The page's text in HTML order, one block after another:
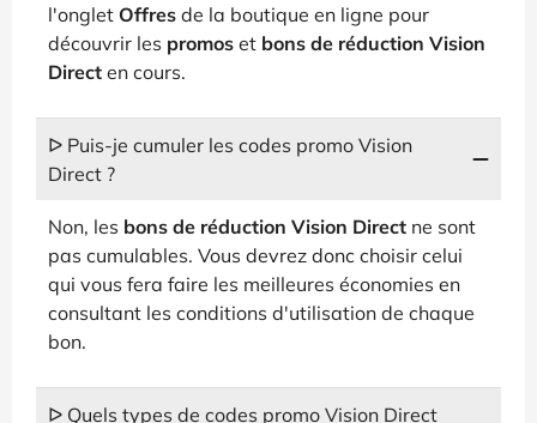
l'onglet Offres de la boutique en ligne pour
découvrir les promos et bons de réduction Vision
Direct en cours.
ᐅ Puis-je cumuler les codes promo Vision
Direct ?
Non, les bons de réduction Vision Direct ne sont
pas cumulables. Vous devrez donc choisir celui
qui vous fera faire les meilleures économies en
consultant les conditions d'utilisation de chaque
bon.
ᐅ Quels types de codes promo Vision Direct